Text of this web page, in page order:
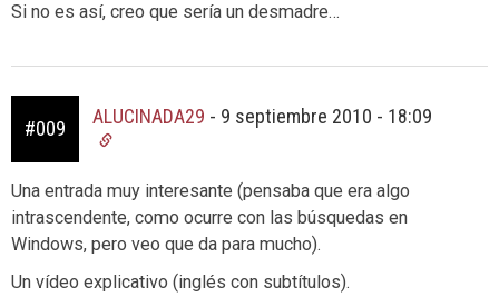
Si no es así, creo que sería un desmadre…
#009
ALUCINADA29 - 9 septiembre 2010 - 18:09
Una entrada muy interesante (pensaba que era algo
intrascendente, como ocurre con las búsquedas en
Windows, pero veo que da para mucho).
Un vídeo explicativo (inglés con subtítulos).